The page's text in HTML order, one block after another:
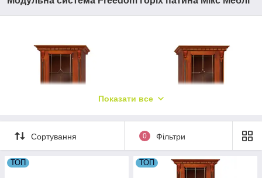
Показати все
Сортування 0 Фільтри
ТОП ТОП